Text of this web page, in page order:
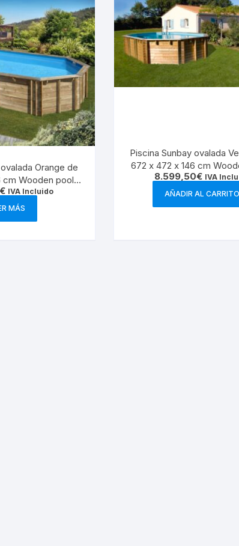
Orange de
cm Wooden pools
€ IVA Incluido
MÁS
Piscina Sunbay ovalada
672 x 472 x 146 cm
790098
8.599,50€ IVA
AÑADIR AL CARRITO